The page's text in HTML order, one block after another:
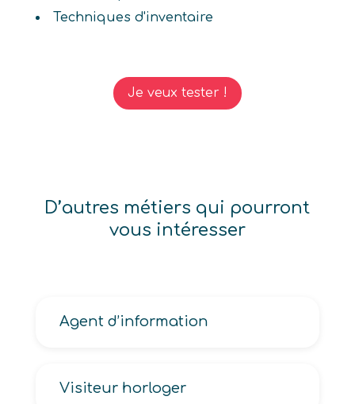
Techniques d'inventaire
Je veux tester !
D’autres métiers qui pourront
vous intéresser
Agent d’information
Visiteur horloger